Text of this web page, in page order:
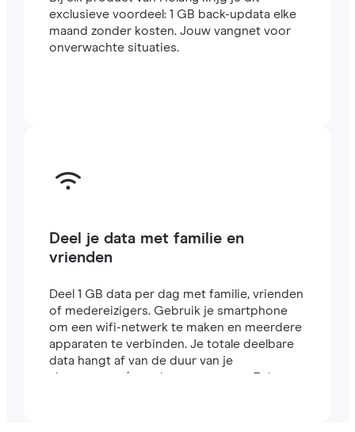
exclusieve voordeel: 1 GB back-updata elke
maand zonder kosten. Jouw vangnet voor
onverwachte situaties.
Deel je data met familie en
vrienden
Deel 1 GB data per dag met familie, vrienden
of medereizigers. Gebruik je smartphone
om een wifi-netwerk te maken en meerdere
apparaten te verbinden. Je totale deelbare
data hangt af van de duur van je
abonnement (een abonnement van 7 dagen